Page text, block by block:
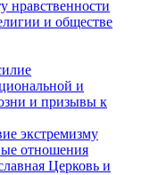
нравственности
и обществе
и
и призывы к
экстремизму
отношения
Церковь и